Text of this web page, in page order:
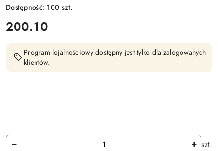
Dostępność: 100 szt.
cena:
200.10
Program lojalnościowy dostępny jest tylko dla zalogowanych
klientów.
Ilość
szt.